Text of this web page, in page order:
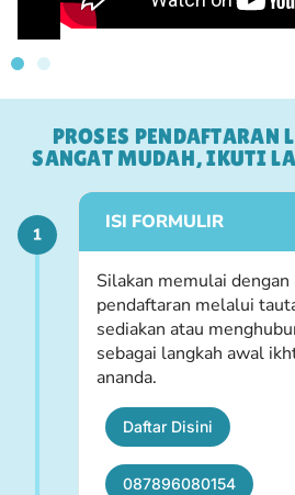
PROSES PENDAFTARAN
SANGAT MUDAH, IKUTI
ISI FORMULIR
Silakan memulai
pendaftaran melalui
sediakan atau
sebagai langkah awal
ananda.
Daftar Disini
087896080154